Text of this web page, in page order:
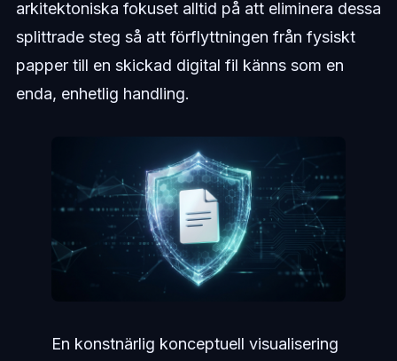
arkitektoniska fokuset alltid på att eliminera dessa
splittrade steg så att förflyttningen från fysiskt
papper till en skickad digital fil känns som en
enda, enhetlig handling.
En konstnärlig konceptuell visualisering